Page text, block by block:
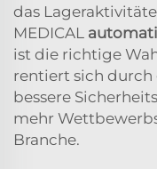
das
MEDICAL
ist die richtige
rentiert sich
bessere
mehr
Branche.